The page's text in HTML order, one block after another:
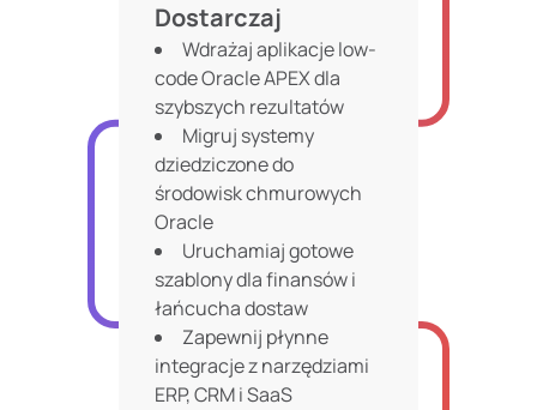
Dostarczaj
Wdrażaj aplikacje low-
code Oracle APEX dla
szybszych rezultatów
Migruj systemy
dziedziczone do
środowisk chmurowych
Oracle
Uruchamiaj gotowe
szablony dla finansów i
łańcucha dostaw
Zapewnij płynne
integracje z narzędziami
ERP, CRM i SaaS